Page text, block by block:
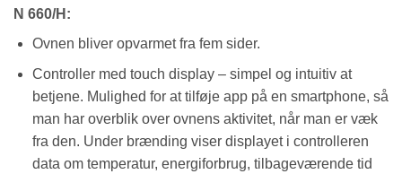
N 660/H:
Ovnen bliver opvarmet fra fem sider.
Controller med touch display – simpel og intuitiv at
betjene. Mulighed for at tilføje app på en smartphone, så
man har overblik over ovnens aktivitet, når man er væk
fra den. Under brænding viser displayet i controlleren
data om temperatur, energiforbrug, tilbageværende tid